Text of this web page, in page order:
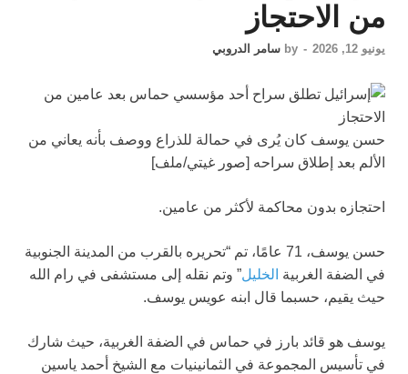
من الاحتجاز
يونيو 12, 2026 -
by سامر الدروبي
حسن يوسف كان يُرى في حمالة للذراع ووصف بأنه يعاني من
الألم بعد إطلاق سراحه [صور غيتي/ملف]
احتجازه بدون محاكمة لأكثر من عامين.
حسن يوسف، 71 عامًا، تم “تحريره بالقرب من المدينة الجنوبية
في الضفة الغربية الخليل” وتم نقله إلى مستشفى في رام الله
حيث يقيم، حسبما قال ابنه عويس يوسف.
يوسف هو قائد بارز في حماس في الضفة الغربية، حيث شارك
في تأسيس المجموعة في الثمانينيات مع الشيخ أحمد ياسين